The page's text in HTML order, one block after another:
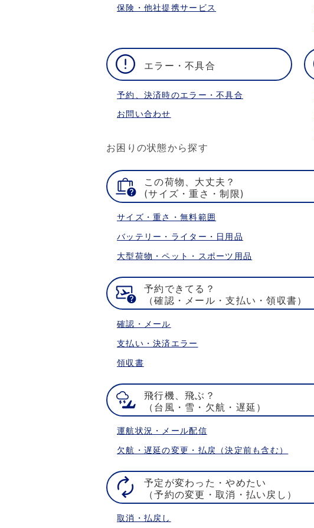
保険・他社提携サービス
エラー・不具合
予約、決済時のエラー・不具合
お問い合わせ
お困りの状態から探す
この荷物、大丈夫？
(サイズ・重さ・制限)
サイズ・重さ・無料範囲
バッテリー・ライター・日用品
大型荷物・ペット・スポーツ用品
予約できてる？
（確認・メール・支払い・領収書）
確認・メール
支払い・決済エラー
領収書
飛行機、飛ぶ？
（台風・雪・欠航・遅延）
運航状況・メール配信
欠航・遅延の変更・払戻（決定前も含む）
予定が変わった・やめたい
（予約の変更・取消・払い戻し）
取消・払戻し